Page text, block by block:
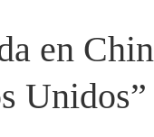
en
Unidos”